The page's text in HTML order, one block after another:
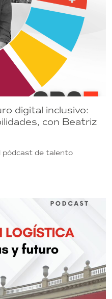
digital inclusivo:
con Beatriz
pódcast de talento